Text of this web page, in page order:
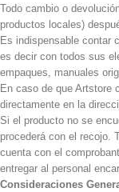
Todo cambio o
productos locales)
Es indispensable contar
es decir con todos sus
empaques, manuales
En caso de que Artstore
directamente en la
Si el producto no se
procederá con el recojo.
cuenta con el
entregar al personal
Consideraciones